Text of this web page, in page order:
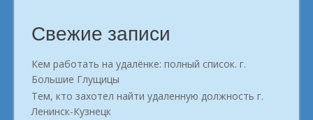
Свежие записи
Кем работать на удалёнке: полный список. г.
Большие Глущицы
Тем, кто захотел найти удаленную должность г.
Ленинск-Кузнецк